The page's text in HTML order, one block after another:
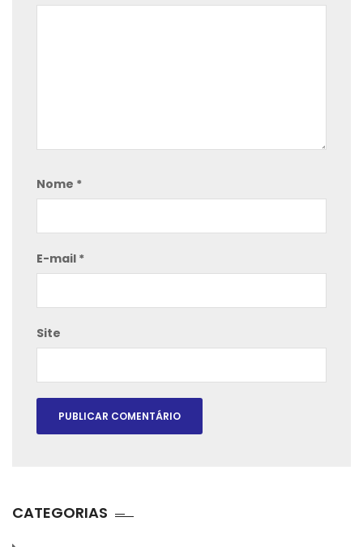
Nome *
E-mail *
Site
CATEGORIAS